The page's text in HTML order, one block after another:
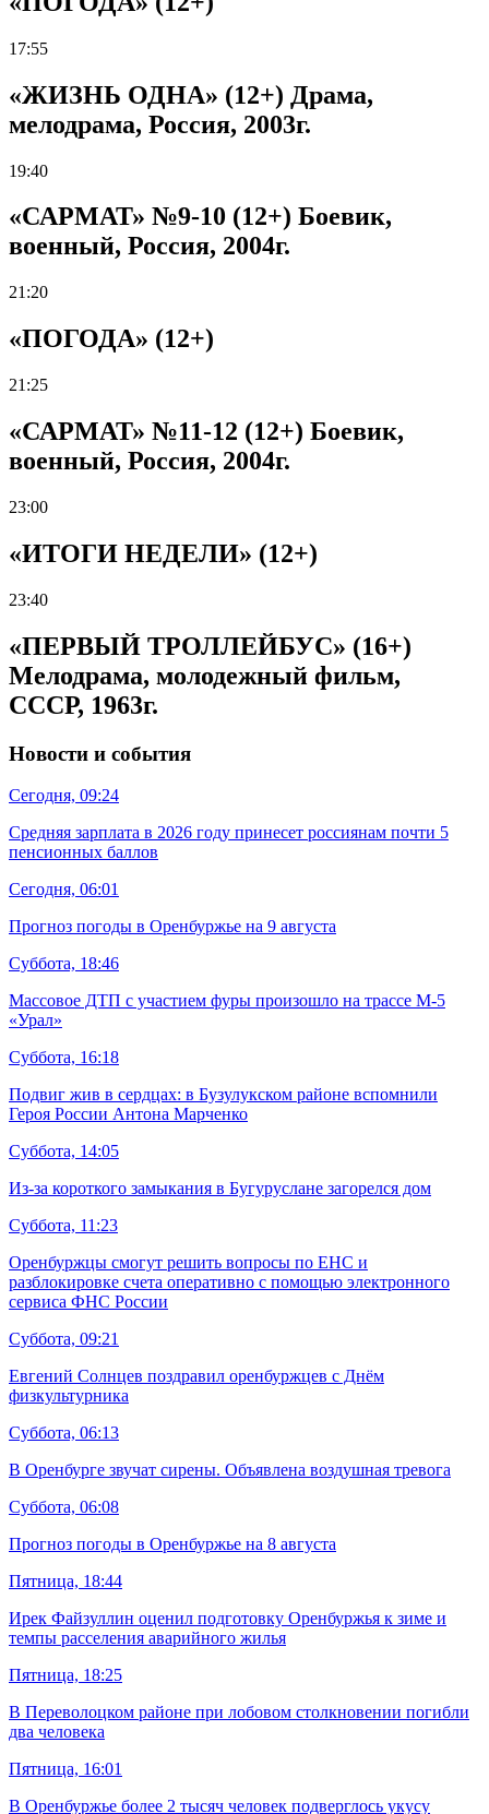
17:55
«ЖИЗНЬ ОДНА» (12+) Драма,
мелодрама, Россия, 2003г.
19:40
«САРМАТ» №9-10 (12+) Боевик,
военный, Россия, 2004г.
21:20
«ПОГОДА» (12+)
21:25
«САРМАТ» №11-12 (12+) Боевик,
военный, Россия, 2004г.
23:00
«ИТОГИ НЕДЕЛИ» (12+)
23:40
«ПЕРВЫЙ ТРОЛЛЕЙБУС» (16+)
Мелодрама, молодежный фильм,
СССР, 1963г.
Новости и события
Сегодня, 09:24
Средняя зарплата в 2026 году принесет россиянам почти 5
пенсионных баллов
Сегодня, 06:01
Прогноз погоды в Оренбуржье на 9 августа
Суббота, 18:46
Массовое ДТП с участием фуры произошло на трассе М-5
«Урал»
Суббота, 16:18
Подвиг жив в сердцах: в Бузулукском районе вспомнили
Героя России Антона Марченко
Суббота, 14:05
Из-за короткого замыкания в Бугуруслане загорелся дом
Суббота, 11:23
Оренбуржцы смогут решить вопросы по ЕНС и
разблокировке счета оперативно с помощью электронного
сервиса ФНС России
Суббота, 09:21
Евгений Солнцев поздравил оренбуржцев с Днём
физкультурника
Суббота, 06:13
В Оренбурге звучат сирены. Объявлена воздушная тревога
Суббота, 06:08
Прогноз погоды в Оренбуржье на 8 августа
Пятница, 18:44
Ирек Файзуллин оценил подготовку Оренбуржья к зиме и
темпы расселения аварийного жилья
Пятница, 18:25
В Переволоцком районе при лобовом столкновении погибли
два человека
Пятница, 16:01
В Оренбуржье более 2 тысяч человек подверглось укусу